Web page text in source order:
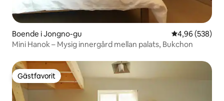
Boende i Jongno-gu 4,96 av 5 i
4,96 (538)
Mini Hanok – Mysig innergård mellan palats, Bukchon
Gästfavorit
Gästfavorit